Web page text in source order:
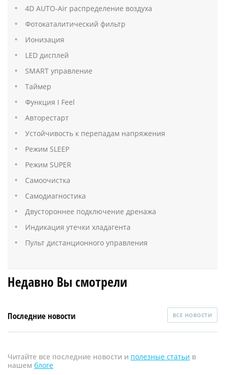
4D AUTO-Air распределение воздуха
Фотокаталитический фильтр
Ионизация
LED дисплей
SMART управление
Таймер
Функция I Feel
Авторестарт
Устойчивость к перепадам напряжения
Режим SLEEP
Режим SUPER
Самоочистка
Самодиагностика
Двустороннее подключение дренажа
Индикация утечки хладагента
Пульт дистанционного управления
Недавно Вы смотрели
Последние новости ВСЕ НОВОСТИ
Читайте все последние новости и полезные статьи в
нашем блоге